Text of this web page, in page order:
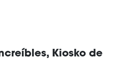
Kiosko de